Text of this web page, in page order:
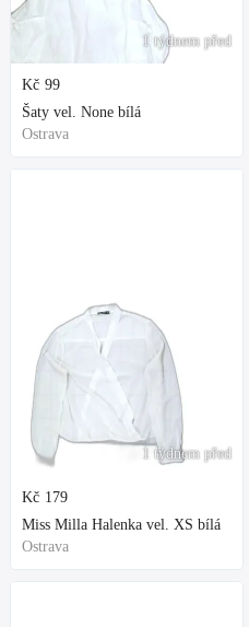
1 týdnem před
Kč 99
Šaty vel. None bílá
Ostrava
1 týdnem před
Kč 179
Miss Milla Halenka vel. XS bílá
Ostrava